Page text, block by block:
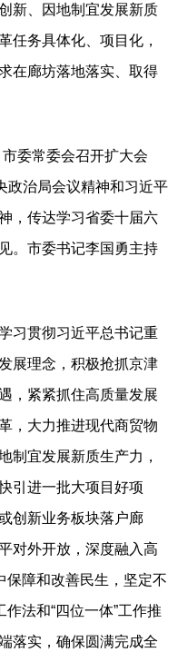
新、因地制宜发展新质
任务具体化、项目化，
在廊坊落地落实、取得
委常委会召开扩大会
政治局会议精神和习近平
，传达学习省委十届六
。市委书记李国勇主持
贯彻习近平总书记重
展理念，积极抢抓京津
，紧紧抓住高质量发展
，大力推进现代商贸物
制宜发展新质生产力，
引进一批大项目好项
创新业务板块落户廊
对外开放，深度融入高
保障和改善民生，坚定不
法和“四位一体”工作推
落实，确保圆满完成全